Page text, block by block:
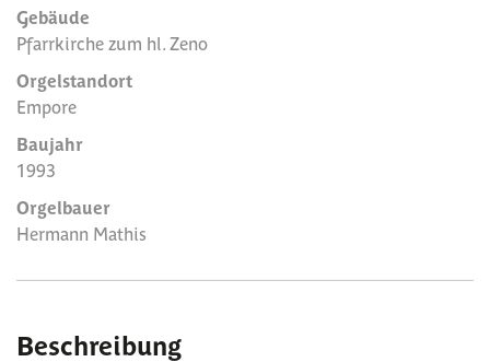
Gebäude
Pfarrkirche zum hl. Zeno
Orgelstandort
Empore
Baujahr
1993
Orgelbauer
Hermann Mathis
Beschreibung